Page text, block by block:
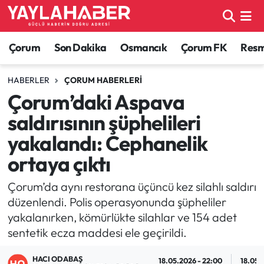
Çorum Son Dakika Osmancık Çorum FK
HABERLER ÇORUM HABERLERI
Çorum’daki Aspava
saldırısının şüphelileri
yakalandı: Cephanelik
ortaya çıktı
Çorum’da aynı restorana üçüncü kez silahlı saldırı
düzenlendi. Polis operasyonunda şüpheliler
yakalanırken, kömürlükte silahlar ve 154 adet
sentetik ecza maddesi ele geçirildi.
HACI ODABAŞ 18.05.2026 - 22:00
Alaca Haberleri
Bayat Haberleri
Bilgi - Keşfet Haberleri
Bilim ve Teknoloji
Boğazkale Haberleri
Çorum Haberleri
Çorum Son Dakika Haberleri
Dodurga Haberleri
Çorum Nöbetçi Eczaneler
Çorum Hava Durumu
Çorum Namaz Vakitleri
Çorum Trafik Yoğunluk Haritası
TFF 1.Lig Puan Durumu ve Fikstür
Tüm Manşetler
Son Dakika Haberleri
Haber Arşivi